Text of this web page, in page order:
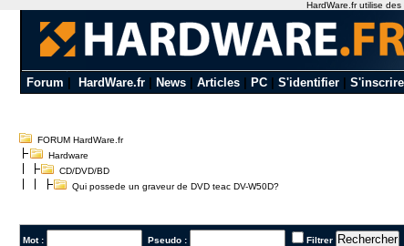
Forum HardWare.fr| News| Articles| PC| S'identifier| S'inscrire
FORUM HardWare.fr
Hardware
CD/DVD/BD
Qui possede un graveur de DVD teac DV-W50D?
Mot : Pseudo : Filtrer
HardWare.fr utilise